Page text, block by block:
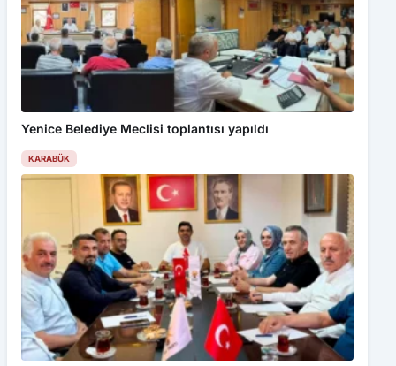
Yenice Belediye Meclisi toplantısı yapıldı
KARABÜK